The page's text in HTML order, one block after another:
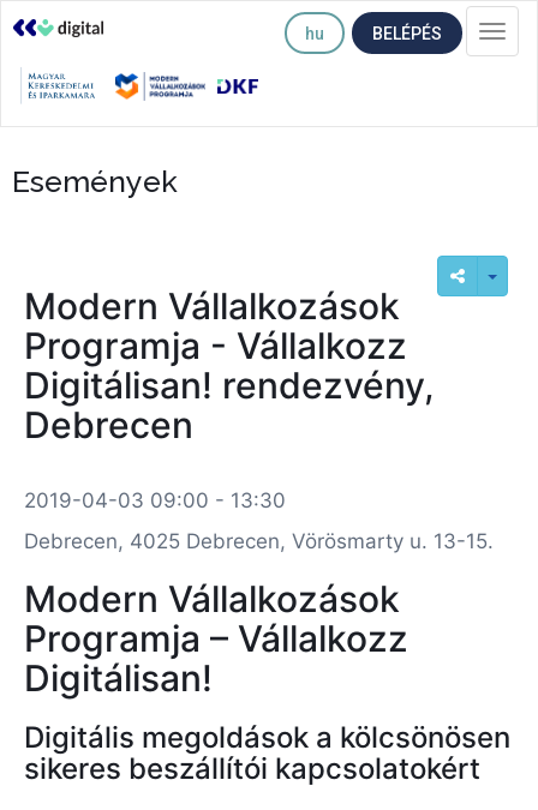
hu BELÉPÉS
Események
Modern Vállalkozások
Programja - Vállalkozz
Digitálisan! rendezvény,
Debrecen
2019-04-03 09:00 - 13:30
Debrecen, 4025 Debrecen, Vörösmarty u. 13-15.
Modern Vállalkozások
Programja – Vállalkozz
Digitálisan!
Digitális megoldások a kölcsönösen
sikeres beszállítói kapcsolatokért